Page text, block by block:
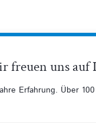
freuen uns
Erfahrung. Über